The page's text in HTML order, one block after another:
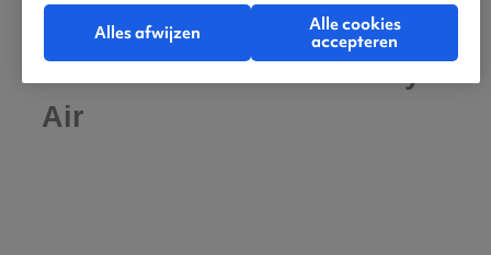
Air
Alles afwijzen
Alle cookies
accepteren